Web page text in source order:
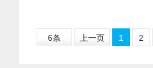
6条 上一页 1 2